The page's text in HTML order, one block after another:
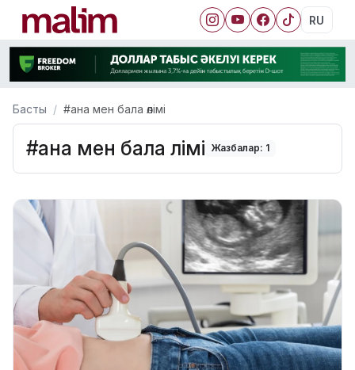
RU
Басты #ана мен бала өлімі
#ана мен бала өлімі Жазбалар: 1